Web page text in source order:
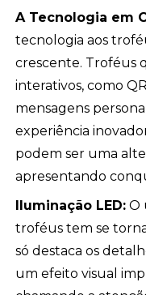
A Tecnologia em
tecnologia aos
crescente. Troféus
interativos, como
mensagens
experiência
podem ser uma
apresentando
Iluminação LED: O
troféus tem se
só destaca os
um efeito visual